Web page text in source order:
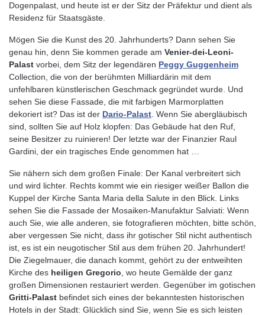
Dogenpalast, und heute ist er der Sitz der Präfektur und dient als
Residenz für Staatsgäste.
Mögen Sie die Kunst des 20. Jahrhunderts? Dann sehen Sie
genau hin, denn Sie kommen gerade am Venier-dei-Leoni-
Palast vorbei, dem Sitz der legendären Peggy Guggenheim
Collection, die von der berühmten Milliardärin mit dem
unfehlbaren künstlerischen Geschmack gegründet wurde. Und
sehen Sie diese Fassade, die mit farbigen Marmorplatten
dekoriert ist? Das ist der Dario-Palast . Wenn Sie abergläubisch
sind, sollten Sie auf Holz klopfen: Das Gebäude hat den Ruf,
seine Besitzer zu ruinieren! Der letzte war der Finanzier Raul
Gardini, der ein tragisches Ende genommen hat …
Sie nähern sich dem großen Finale: Der Kanal verbreitert sich
und wird lichter. Rechts kommt wie ein riesiger weißer Ballon die
Kuppel der Kirche Santa Maria della Salute in den Blick. Links
sehen Sie die Fassade der Mosaiken-Manufaktur Salviati: Wenn
auch Sie, wie alle anderen, sie fotografieren möchten, bitte schön,
aber vergessen Sie nicht, dass ihr gotischer Stil nicht authentisch
ist, es ist ein neugotischer Stil aus dem frühen 20. Jahrhundert!
Die Ziegelmauer, die danach kommt, gehört zu der entweihten
Kirche des heiligen Gregorio , wo heute Gemälde der ganz
großen Dimensionen restauriert werden. Gegenüber im gotischen
Gritti-Palast befindet sich eines der bekanntesten historischen
Hotels in der Stadt: Glücklich sind Sie, wenn Sie es sich leisten